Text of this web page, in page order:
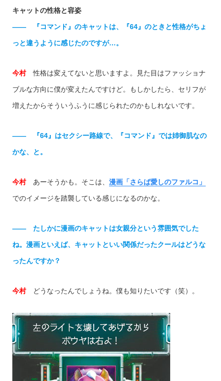
キャットの性格と容姿
—— 『コマンド』のキャットは、『64』のときと性格がちょ
っと違うように感じたのですが…。
今村性格は変えてないと思いますよ。見た目はファッショナ
ブルな方向に僕が変えたんですけど。もしかしたら、セリフが
増えたからそういうふうに感じられたのかもしれないです。
—— 『64』はセクシー路線で、『コマンド』では姉御肌なの
かな、と。
今村あーそうかも。そこは、 漫画「さらば愛しのファルコ」
でのイメージを踏襲している感じになるのかな。
—— たしかに漫画のキャットは女親分という雰囲気でした
ね。漫画といえば、キャットといい関係だったクールはどうな
ったんですか？
今村どうなったんでしょうね。僕も知りたいです（笑）。